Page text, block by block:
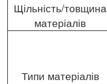
Щільність/товщина
матеріалів
Типи матеріалів